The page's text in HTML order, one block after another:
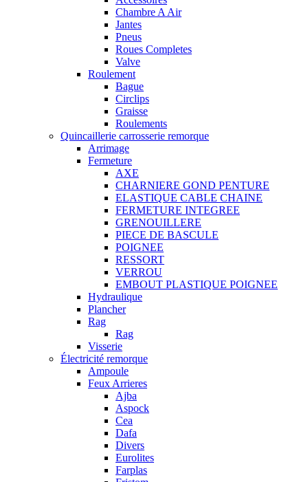
Chambre A Air
Jantes
Pneus
Roues Completes
Valve
Roulement
Bague
Circlips
Graisse
Roulements
Quincaillerie carrosserie remorque
Arrimage
Fermeture
AXE
CHARNIERE GOND PENTURE
ELASTIQUE CABLE CHAINE
FERMETURE INTEGREE
GRENOUILLERE
PIECE DE BASCULE
POIGNEE
RESSORT
VERROU
EMBOUT PLASTIQUE POIGNEE
Hydraulique
Plancher
Rag
Rag
Visserie
Électricité remorque
Ampoule
Feux Arrieres
Ajba
Aspock
Cea
Dafa
Divers
Eurolites
Farplas